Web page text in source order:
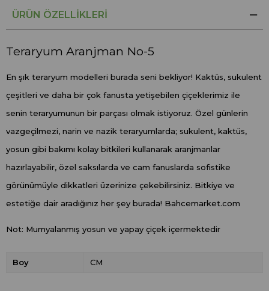
ÜRÜN ÖZELLIKLERI
Teraryum Aranjman No-5
En şık teraryum modelleri burada seni bekliyor! Kaktüs, sukulent
çeşitleri ve daha bir çok fanusta yetişebilen çiçeklerimiz ile
senin teraryumunun bir parçası olmak istiyoruz. Özel günlerin
vazgeçilmezi, narin ve nazik teraryumlarda; sukulent, kaktüs,
yosun gibi bakımı kolay bitkileri kullanarak aranjmanlar
hazırlayabilir, özel saksılarda ve cam fanuslarda sofistike
görünümüyle dikkatleri üzerinize çekebilirsiniz. Bitkiye ve
estetiğe dair aradığınız her şey burada! Bahcemarket.com
Not: Mumyalanmış yosun ve yapay çiçek içermektedir
Boy CM